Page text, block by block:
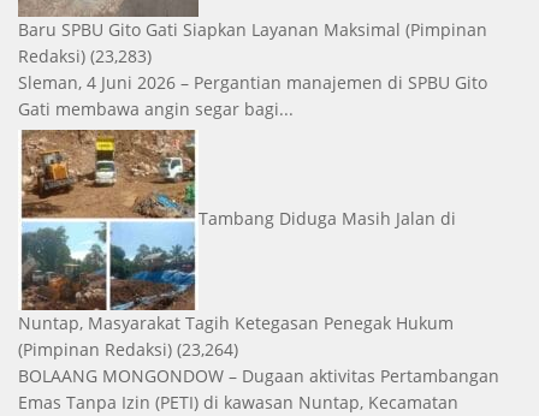
Baru SPBU Gito Gati Siapkan Layanan Maksimal (Pimpinan
Redaksi) (23,283)
Sleman, 4 Juni 2026 – Pergantian manajemen di SPBU Gito
Gati membawa angin segar bagi...
Tambang Diduga Masih Jalan di
Nuntap, Masyarakat Tagih Ketegasan Penegak Hukum
(Pimpinan Redaksi) (23,264)
BOLAANG MONGONDOW – Dugaan aktivitas Pertambangan
Emas Tanpa Izin (PETI) di kawasan Nuntap, Kecamatan